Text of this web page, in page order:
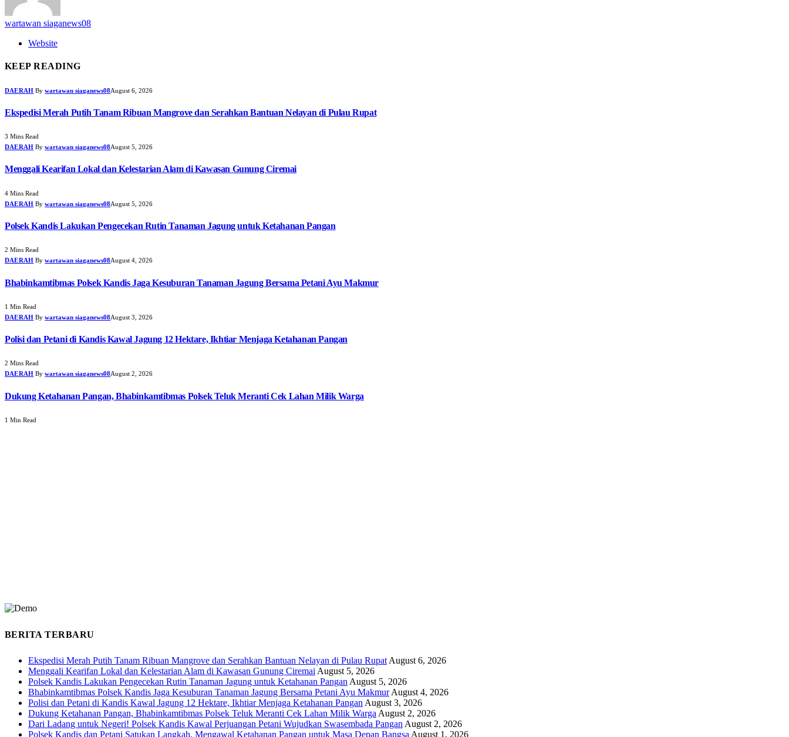
wartawan siaganews08
Website
KEEP READING
DAERAH By wartawan siaganews08August 6, 2026
Ekspedisi Merah Putih Tanam Ribuan Mangrove dan Serahkan Bantuan Nelayan di Pulau Rupat
3 Mins Read
DAERAH By wartawan siaganews08August 5, 2026
Menggali Kearifan Lokal dan Kelestarian Alam di Kawasan Gunung Ciremai
4 Mins Read
DAERAH By wartawan siaganews08August 5, 2026
Polsek Kandis Lakukan Pengecekan Rutin Tanaman Jagung untuk Ketahanan Pangan
2 Mins Read
DAERAH By wartawan siaganews08August 4, 2026
Bhabinkamtibmas Polsek Kandis Jaga Kesuburan Tanaman Jagung Bersama Petani Ayu Makmur
1 Min Read
DAERAH By wartawan siaganews08August 3, 2026
Polisi dan Petani di Kandis Kawal Jagung 12 Hektare, Ikhtiar Menjaga Ketahanan Pangan
2 Mins Read
DAERAH By wartawan siaganews08August 2, 2026
Dukung Ketahanan Pangan, Bhabinkamtibmas Polsek Teluk Meranti Cek Lahan Milik Warga
1 Min Read
BERITA TERBARU
Ekspedisi Merah Putih Tanam Ribuan Mangrove dan Serahkan Bantuan Nelayan di Pulau Rupat August 6, 2026
Menggali Kearifan Lokal dan Kelestarian Alam di Kawasan Gunung Ciremai August 5, 2026
Polsek Kandis Lakukan Pengecekan Rutin Tanaman Jagung untuk Ketahanan Pangan August 5, 2026
Bhabinkamtibmas Polsek Kandis Jaga Kesuburan Tanaman Jagung Bersama Petani Ayu Makmur August 4, 2026
Polisi dan Petani di Kandis Kawal Jagung 12 Hektare, Ikhtiar Menjaga Ketahanan Pangan August 3, 2026
Dukung Ketahanan Pangan, Bhabinkamtibmas Polsek Teluk Meranti Cek Lahan Milik Warga August 2, 2026
Dari Ladang untuk Negeri! Polsek Kandis Kawal Perjuangan Petani Wujudkan Swasembada Pangan August 2, 2026
Polsek Kandis dan Petani Satukan Langkah, Mengawal Ketahanan Pangan untuk Masa Depan Bangsa August 1, 2026